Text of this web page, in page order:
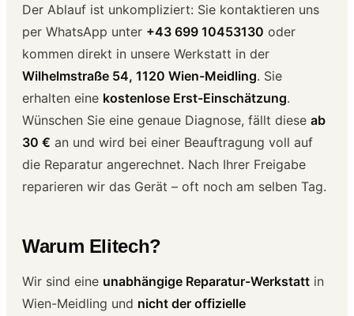
Der Ablauf ist unkompliziert: Sie kontaktieren uns
per WhatsApp unter +43 699 10453130 oder
kommen direkt in unsere Werkstatt in der
Wilhelmstraße 54, 1120 Wien-Meidling. Sie
erhalten eine kostenlose Erst-Einschätzung.
Wünschen Sie eine genaue Diagnose, fällt diese ab
30 € an und wird bei einer Beauftragung voll auf
die Reparatur angerechnet. Nach Ihrer Freigabe
reparieren wir das Gerät – oft noch am selben Tag.
Warum Elitech?
Wir sind eine unabhängige Reparatur-Werkstatt in
Wien-Meidling und nicht der offizielle